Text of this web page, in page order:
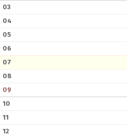
03
04
05
06
07
08
09
10
11
12